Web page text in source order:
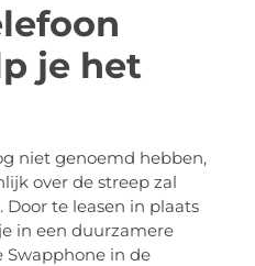
je het
niet genoemd hebben,
over de streep zal
te leasen in plaats
in een duurzamere
Swapphone in de